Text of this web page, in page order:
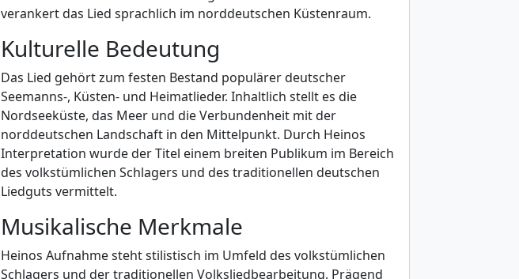
verankert das Lied sprachlich im norddeutschen Küstenraum.
Kulturelle Bedeutung
Das Lied gehört zum festen Bestand populärer deutscher
Seemanns-, Küsten- und Heimatlieder. Inhaltlich stellt es die
Nordseeküste, das Meer und die Verbundenheit mit der
norddeutschen Landschaft in den Mittelpunkt. Durch Heinos
Interpretation wurde der Titel einem breiten Publikum im Bereich
des volkstümlichen Schlagers und des traditionellen deutschen
Liedguts vermittelt.
Musikalische Merkmale
Heinos Aufnahme steht stilistisch im Umfeld des volkstümlichen
Schlagers und der traditionellen Volksliedbearbeitung. Prägend